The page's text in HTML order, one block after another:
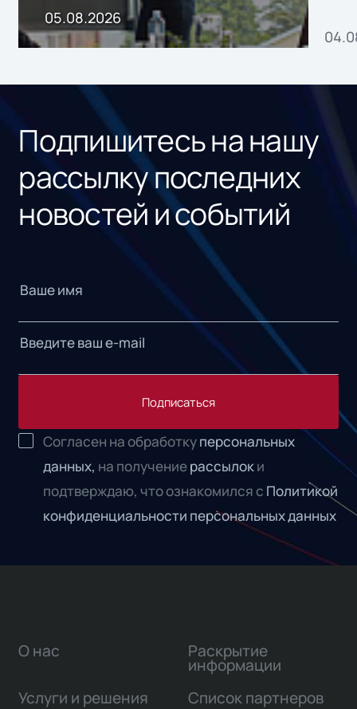
05.08.2026
Подпишитесь на нашу
рассылку последних
новостей и событий
Подписаться
Согласен на обработкуперсональных
данных, на получениерассылоки
подтверждаю, что ознакомился с Политикой
конфиденциальности персональных данных
О нас
Услуги и решения
Раскрытие
информации
Список партнеров